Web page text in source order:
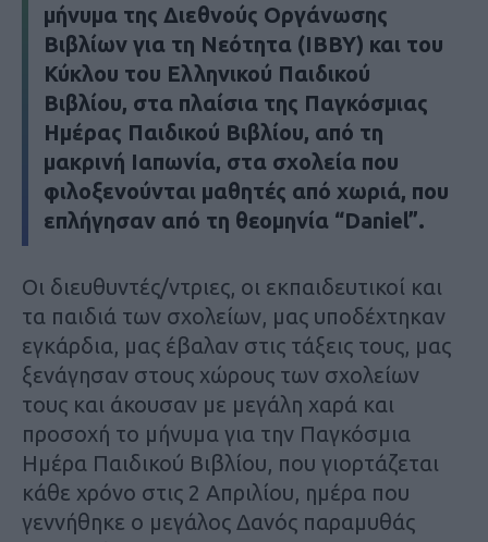
μήνυμα της Διεθνούς Οργάνωσης
Βιβλίων για τη Νεότητα (ΙΒΒΥ) και του
Κύκλου του Ελληνικού Παιδικού
Βιβλίου, στα πλαίσια της Παγκόσμιας
Ημέρας Παιδικού Βιβλίου, από τη
μακρινή Ιαπωνία, στα σχολεία που
φιλοξενούνται μαθητές από χωριά, που
επλήγησαν από τη θεομηνία “Daniel”.
Οι διευθυντές/ντριες, οι εκπαιδευτικοί και
τα παιδιά των σχολείων, μας υποδέχτηκαν
εγκάρδια, μας έβαλαν στις τάξεις τους, μας
ξενάγησαν στους χώρους των σχολείων
τους και άκουσαν με μεγάλη χαρά και
προσοχή το μήνυμα για την Παγκόσμια
Ημέρα Παιδικού Βιβλίου, που γιορτάζεται
κάθε χρόνο στις 2 Απριλίου, ημέρα που
γεννήθηκε ο μεγάλος Δανός παραμυθάς